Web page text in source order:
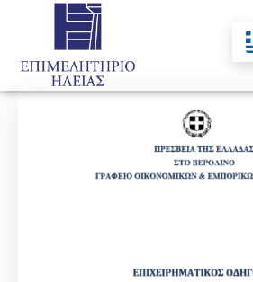
Αρχική